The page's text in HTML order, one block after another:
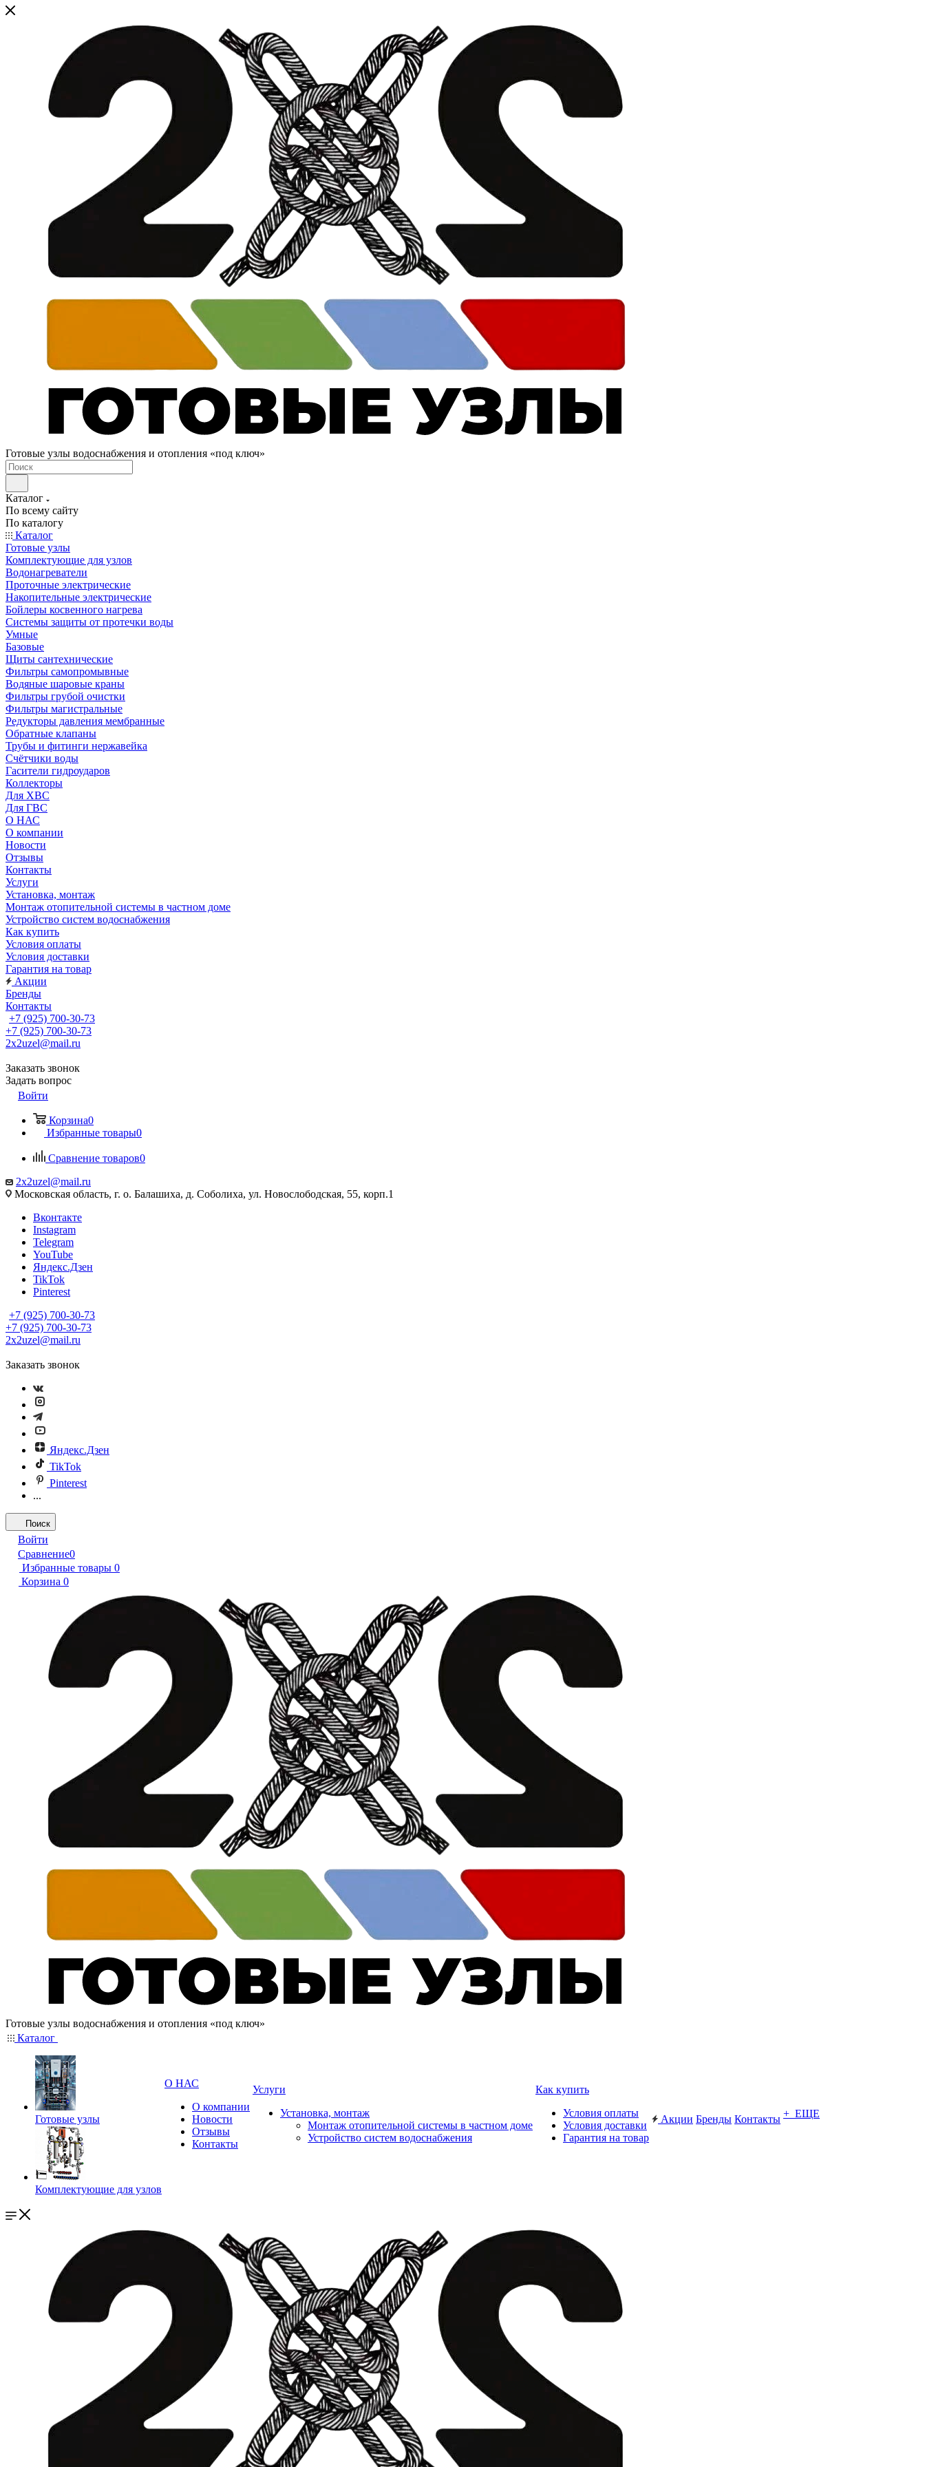
Готовые узлы водоснабжения и отопления «под ключ»
Каталог
По всему сайту
По каталогу
Каталог
Готовые узлы
Комплектующие для узлов
Водонагреватели
Проточные электрические
Накопительные электрические
Бойлеры косвенного нагрева
Системы защиты от протечки воды
Умные
Базовые
Щиты сантехнические
Фильтры самопромывные
Водяные шаровые краны
Фильтры грубой очистки
Фильтры магистральные
Редукторы давления мембранные
Обратные клапаны
Трубы и фитинги нержавейка
Счётчики воды
Гасители гидроударов
Коллекторы
Для ХВС
Для ГВС
О НАС
О компании
Новости
Отзывы
Контакты
Услуги
Установка, монтаж
Монтаж отопительной системы в частном доме
Устройство систем водоснабжения
Как купить
Условия оплаты
Условия доставки
Гарантия на товар
Акции
Бренды
Контакты
+7 (925) 700-30-73
+7 (925) 700-30-73
2x2uzel@mail.ru
Заказать звонок
Задать вопрос
Войти
Корзина0
Избранные товары0
Сравнение товаров0
2x2uzel@mail.ru
Московская область, г. о. Балашиха, д. Соболиха, ул. Новослободская, 55, корп.1
Вконтакте
Instagram
Telegram
YouTube
Яндекс.Дзен
TikTok
Pinterest
+7 (925) 700-30-73
+7 (925) 700-30-73
2x2uzel@mail.ru
Заказать звонок
Яндекс.Дзен
TikTok
Pinterest
...
Поиск
Войти
Сравнение0
Избранные товары 0
Корзина 0
Готовые узлы водоснабжения и отопления «под ключ»
Каталог
Готовые узлы
Комплектующие для узлов
О НАС
О компании
Новости
Отзывы
Контакты
Услуги
Установка, монтаж
Монтаж отопительной системы в частном доме
Устройство систем водоснабжения
Как купить
Условия оплаты
Условия доставки
Гарантия на товар
Акции Бренды Контакты + ЕЩЕ